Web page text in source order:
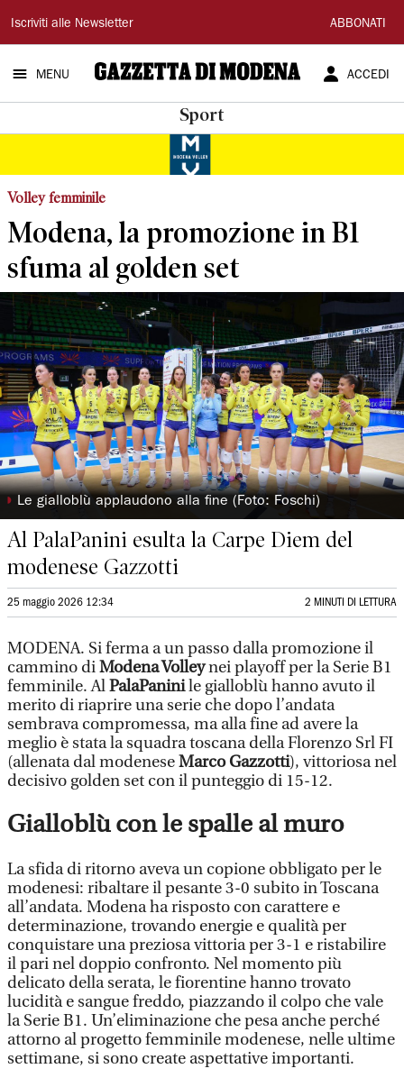
Gazzetta
di
Modena
Iscriviti alle Newsletter ABBONATI
MENU ACCEDI
Sport
Volley femminile
Modena, la promozione in B1
sfuma al golden set
◗ Le gialloblù applaudono alla fine (Foto: Foschi)
Al PalaPanini esulta la Carpe Diem del
modenese Gazzotti
25 maggio 2026 12:34 2 MINUTI DI LETTURA
MODENA. Si ferma a un passo dalla promozione il
cammino diModena Volleynei playoff per la Serie B1
femminile. AlPalaPaninile gialloblù hanno avuto il
merito di riaprire una serie che dopo l’andata
sembrava compromessa, ma alla fine ad avere la
meglio è stata la squadra toscana della Florenzo Srl FI
(allenata dal modeneseMarco Gazzotti), vittoriosa nel
decisivo golden set con il punteggio di 15-12.
Gialloblù con le spalle al muro
La sfida di ritorno aveva un copione obbligato per le
modenesi: ribaltare il pesante 3-0 subito in Toscana
all’andata. Modena ha risposto con carattere e
determinazione, trovando energie e qualità per
conquistare una preziosa vittoria per 3-1 e ristabilire
il pari nel doppio confronto. Nel momento più
delicato della serata, le fiorentine hanno trovato
lucidità e sangue freddo, piazzando il colpo che vale
la Serie B1. Un’eliminazione che pesa anche perché
attorno al progetto femminile modenese, nelle ultime
settimane, si sono create aspettative importanti.